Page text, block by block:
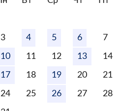
3 4 5 6 7
10 11 12 13 14
17 18 19 20 21
24 25 26 27 28